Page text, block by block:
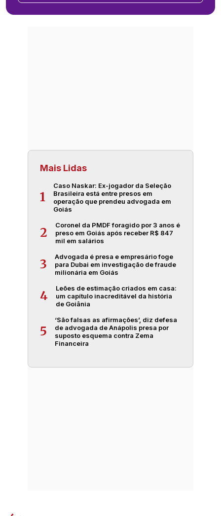
Mais Lidas
1
Caso Naskar: Ex-jogador da Seleção
Brasileira está entre presos em
operação que prendeu advogada em
Goiás
2
Coronel da PMDF foragido por 3 anos é
preso em Goiás após receber R$ 847
mil em salários
3
Advogada é presa e empresário foge
para Dubai em investigação de fraude
milionária em Goiás
4
Leões de estimação criados em casa:
um capítulo inacreditável da história
de Goiânia
5
‘São falsas as afirmações’, diz defesa
de advogada de Anápolis presa por
suposto esquema contra Zema
Financeira